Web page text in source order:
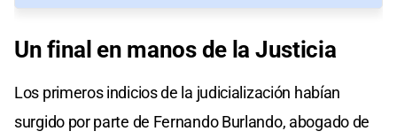
Un final en manos de la Justicia
Los primeros indicios de la judicialización habían
surgido por parte de Fernando Burlando, abogado de